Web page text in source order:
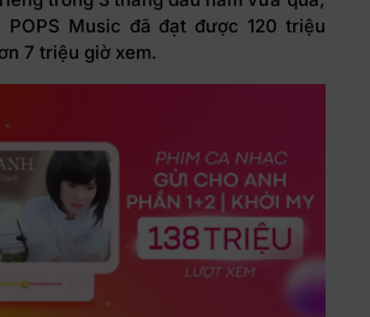
POPS Music đã đạt được 120 triệu
7 triệu giờ xem.